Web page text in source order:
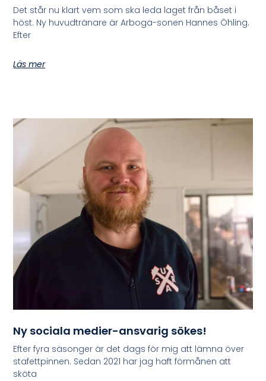
Det står nu klart vem som ska leda laget från båset i
höst. Ny huvudtränare är Arboga-sonen Hannes Öhling.
Efter
Läs mer
Ny sociala medier-ansvarig sökes!
Efter fyra säsonger är det dags för mig att lämna över
stafettpinnen. Sedan 2021 har jag haft förmånen att
sköta